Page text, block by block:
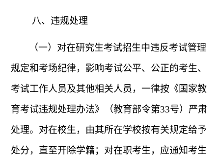
八、违规处理
（一）对在研究生考试招生中违反考试管理
规定和考场纪律，影响考试公平、公正的考生、
考试工作人员及其他相关人员，一律按《国家教
育考试违规处理办法》（教育部令第33号）严肃
处理。对在校生，由其所在学校按有关规定给予
处分，直至开除学籍；对在职考生，应通知考生